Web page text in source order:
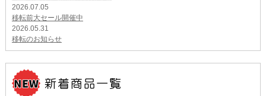
2026.07.05
移転前大セール開催中
2026.05.31
移転のお知らせ